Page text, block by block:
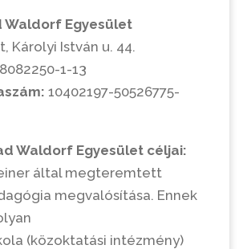
Waldorf Egyesület
Károlyi István u. 44.
1-13
10402197-50526775-
Waldorf Egyesület céljai:
által megteremtett
megvalósítása. Ennek
(közoktatási intézmény)